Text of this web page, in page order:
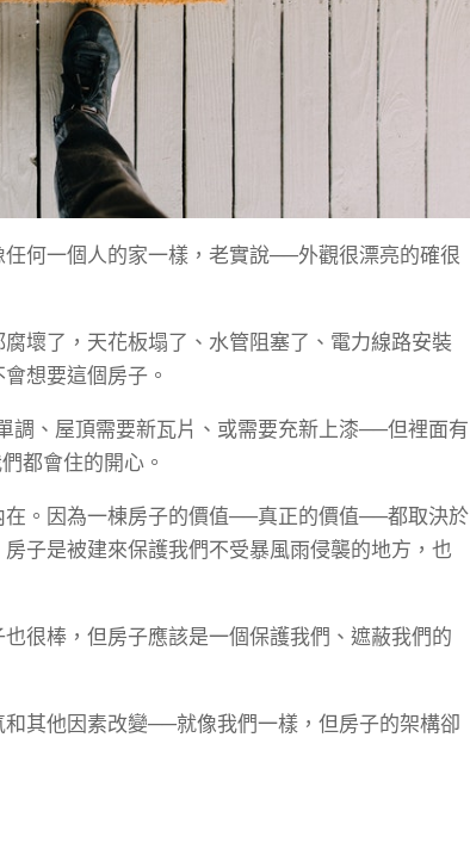
何一個人的家一樣，老實說──外觀很漂亮的確很
壞了，天花板塌了、水管阻塞了、電力線路安裝
想要這個房子。
、屋頂需要新瓦片、或需要充新上漆──但裡面有
都會住的開心。
。因為一棟房子的價值──真正的價值──都取決於
子是被建來保護我們不受暴風雨侵襲的地方，也
很棒，但房子應該是一個保護我們、遮蔽我們的
其他因素改變──就像我們一樣，但房子的架構卻